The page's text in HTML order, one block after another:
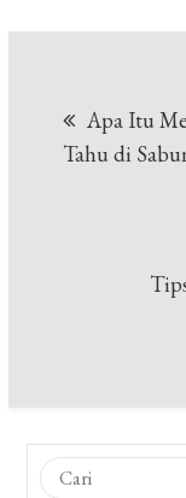
pos
Apa Itu
Tahu di